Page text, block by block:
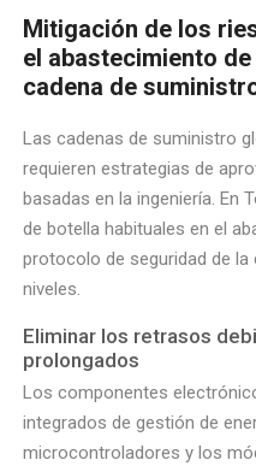
Mitigación de los
el abastecimiento
cadena de
Las cadenas de suministro
requieren estrategias de
basadas en la ingeniería. En
de botella habituales en el
protocolo de seguridad de
niveles.
Eliminar los retrasos
prolongados
Los componentes
integrados de gestión de
microcontroladores y los